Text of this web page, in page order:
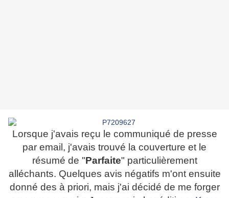
Lorsque j'avais reçu le communiqué de presse
par email, j'avais trouvé la couverture et le
résumé de "Parfaite" particulièrement
alléchants. Quelques avis négatifs m'ont ensuite
donné des à priori, mais j'ai décidé de me forger